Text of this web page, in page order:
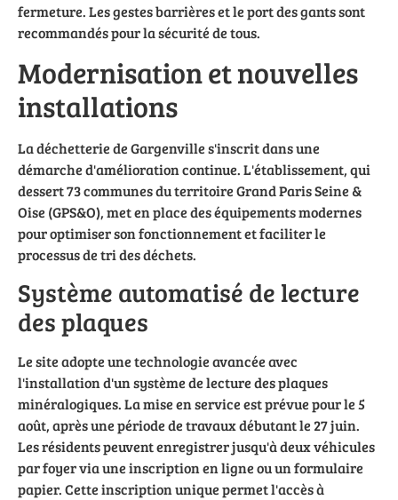
fermeture. Les gestes barrières et le port des gants sont
recommandés pour la sécurité de tous.
Modernisation et nouvelles
installations
La déchetterie de Gargenville s'inscrit dans une
démarche d'amélioration continue. L'établissement, qui
dessert 73 communes du territoire Grand Paris Seine &
Oise (GPS&O), met en place des équipements modernes
pour optimiser son fonctionnement et faciliter le
processus de tri des déchets.
Système automatisé de lecture
des plaques
Le site adopte une technologie avancée avec
l'installation d'un système de lecture des plaques
minéralogiques. La mise en service est prévue pour le 5
août, après une période de travaux débutant le 27 juin.
Les résidents peuvent enregistrer jusqu'à deux véhicules
par foyer via une inscription en ligne ou un formulaire
papier. Cette inscription unique permet l'accès à